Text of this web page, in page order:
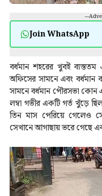
---
Join WhatsApp
বর্ধমান শহরের খুবই
অফিসের সামনে এবং বর্ধমান
সামনে বর্ধমান পৌরসভা
লম্বা গভীর একটি গর্ত খুঁড়ে
তিন মাস পেরিয়ে গেলেও
সেখানে আগাছায় ভরে গেছে